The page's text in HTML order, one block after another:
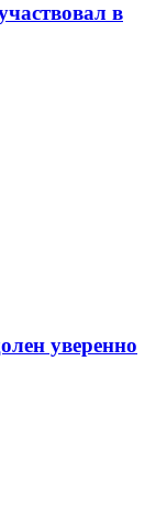
в
уверенно